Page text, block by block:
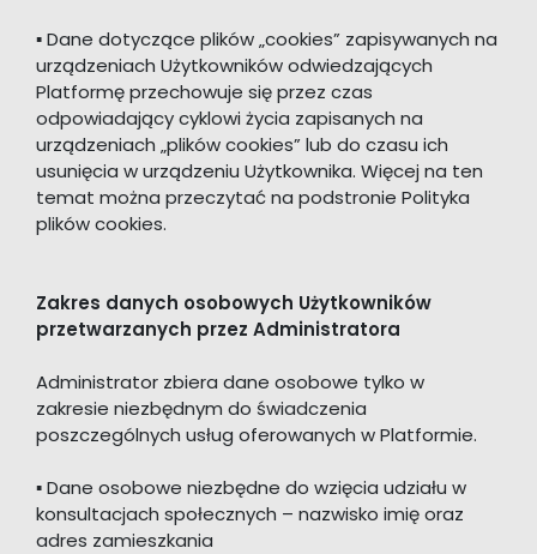
▪ Dane dotyczące plików „cookies” zapisywanych na
urządzeniach Użytkowników odwiedzających
Platformę przechowuje się przez czas
odpowiadający cyklowi życia zapisanych na
urządzeniach „plików cookies” lub do czasu ich
usunięcia w urządzeniu Użytkownika. Więcej na ten
temat można przeczytać na podstronie Polityka
plików cookies.
Zakres danych osobowych Użytkowników
przetwarzanych przez Administratora
Administrator zbiera dane osobowe tylko w
zakresie niezbędnym do świadczenia
poszczególnych usług oferowanych w Platformie.
▪ Dane osobowe niezbędne do wzięcia udziału w
konsultacjach społecznych – nazwisko imię oraz
adres zamieszkania